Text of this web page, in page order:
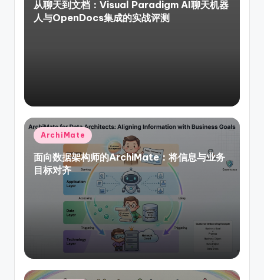
从聊天到文档：Visual Paradigm AI聊天机器
人与OpenDocs集成的实战评测
Posted
in
ArchiMate
面向数据架构师的ArchiMate：将信息与业务
目标对齐